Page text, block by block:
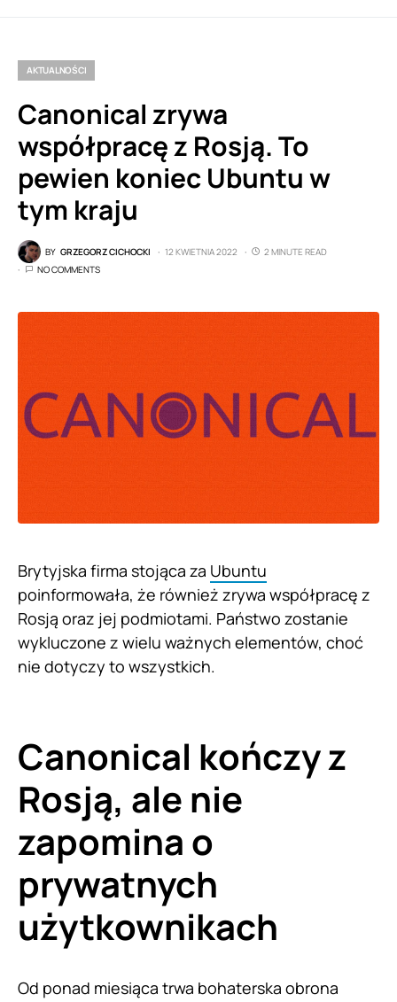
AKTUALNOŚCI
Canonical zrywa
współpracę z Rosją. To
pewien koniec Ubuntu w
tym kraju
BY GRZEGORZ CICHOCKI 12 KWIETNIA 2022
2 MINUTE READ
NO COMMENTS
Brytyjska firma stojąca za Ubuntu
poinformowała, że również zrywa współpracę z
Rosją oraz jej podmiotami. Państwo zostanie
wykluczone z wielu ważnych elementów, choć
nie dotyczy to wszystkich.
Canonical kończy z
Rosją, ale nie
zapomina o
prywatnych
użytkownikach
Od ponad miesiąca trwa bohaterska obrona